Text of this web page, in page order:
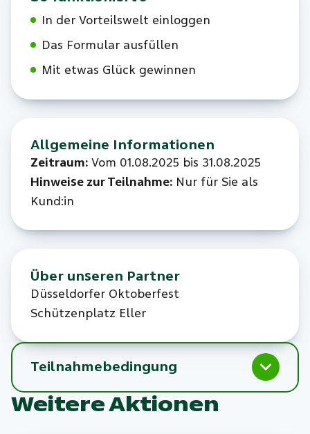
In der Vorteilswelt einloggen
Das Formular ausfüllen
Mit etwas Glück gewinnen
Allgemeine Informationen
Zeitraum:Vom 01.08.2025 bis 31.08.2025
Hinweise zur Teilnahme:Nur für Sie als
Kund:in
Über unseren Partner
Düsseldorfer Oktoberfest
Schützenplatz Eller
Teilnahmebedingung
Weitere Aktionen